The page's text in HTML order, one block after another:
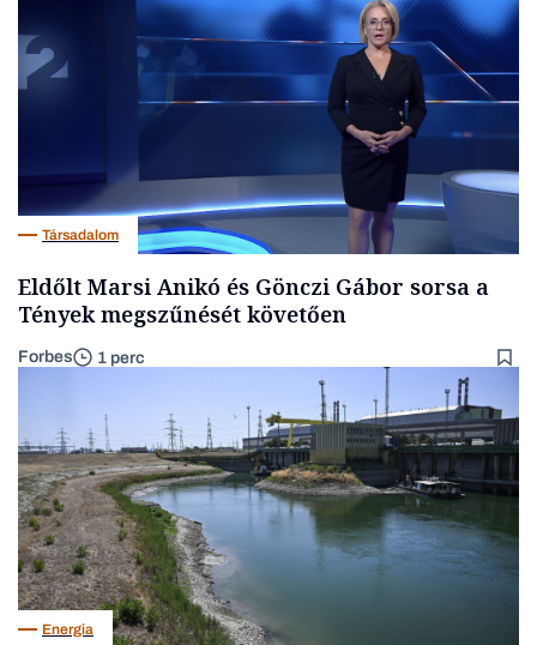
Társadalom
Eldőlt Marsi Anikó és Gönczi Gábor sorsa a
Tények megszűnését követően
Forbes 1 perc
Energia